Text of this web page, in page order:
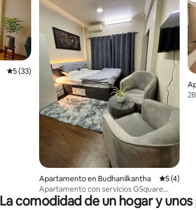
Calificación promedio: 5 de 5, 33 reseñas
5 (33)
Apartamento en Budhanilkantha
5 (4)
Apartamento con servicios GSquare
Katmandú
La comodidad de un hogar y